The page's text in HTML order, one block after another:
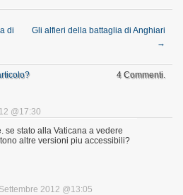
di
Gli alfieri della battaglia di Anghiari
→
4 Commenti.
@17:30
se stato alla Vaticana a vedere
altre versioni piu accessibili?
2012 @13:05